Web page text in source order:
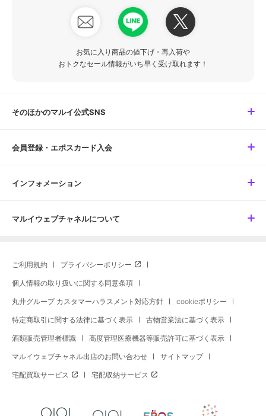
お気に入り商品の値下げ・再入荷や
おトクなセール情報がいち早く受け取れます！
そのほかのマルイ公式SNS
会員登録・エポスカード入会
インフォメーション
マルイウェブチャネルについて
ご利用規約 プライバシーポリシー
個人情報の取り扱いに関する同意条項
丸井グループ カスタマーハラスメント対応方針 cookieポリシー
特定商取引に関する法律に基づく表示 古物営業法に基づく表示
酒類販売管理者標識 高度管理医療機器等販売許可に基づく表示
マルイウェブチャネル出店のお問い合わせ サイトマップ
宅配買取サービス 宅配収納サービス